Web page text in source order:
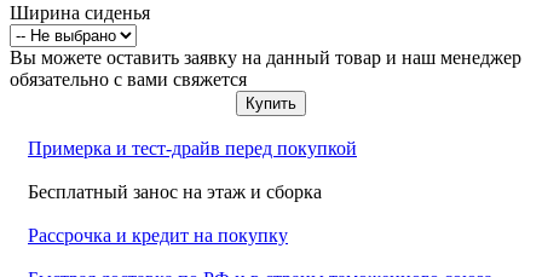
Ширина сиденья
Вы можете оставить заявку на данный товар и наш менеджер
обязательно с вами свяжется
Купить
Примерка и тест-драйв перед покупкой
Бесплатный занос на этаж и сборка
Рассрочка и кредит на покупку